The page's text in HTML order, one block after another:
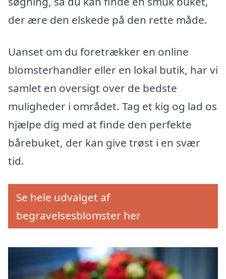
der ære den elskede på den rette måde.
Uanset om du foretrækker en online
blomsterhandler eller en lokal butik, har vi
samlet en oversigt over de bedste
muligheder i området. Tag et kig og lad os
hjælpe dig med at finde den perfekte
bårebuket, der kan give trøst i en svær
tid.
Se hele udvalget af
begravelsesblomster her